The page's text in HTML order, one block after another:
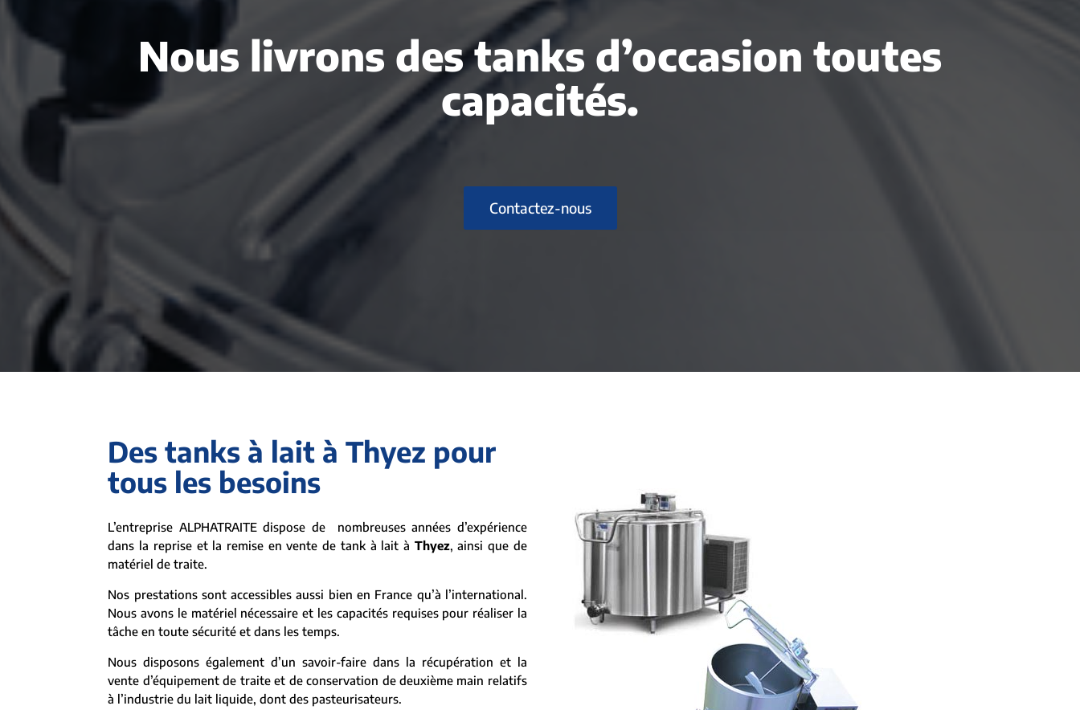
Nous livrons des tanks d’occasion toutes
capacités.
Contactez-nous
Des tanks à lait à Thyez pour
tous les besoins
L’entreprise ALPHATRAITE dispose de nombreuses années d’expérience
dans la reprise et la remise en vente de tank à lait à Thyez, ainsi que de
matériel de traite.
Nos prestations sont accessibles aussi bien en France qu’à l’international.
Nous avons le matériel nécessaire et les capacités requises pour réaliser la
tâche en toute sécurité et dans les temps.
Nous disposons également d’un savoir-faire dans la récupération et la
vente d’équipement de traite et de conservation de deuxième main relatifs
à l’industrie du lait liquide, dont des pasteurisateurs.